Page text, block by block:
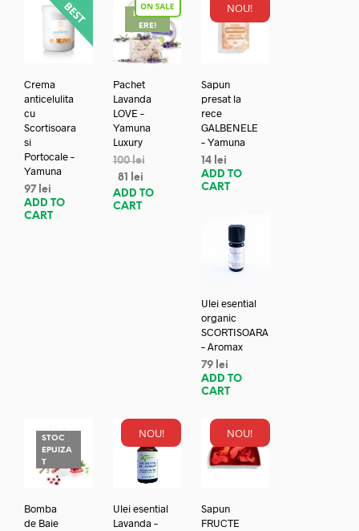
Crema
anticelulita
cu
Scortisoara
si
Portocale –
Yamuna
97 lei
ADD TO
CART
REDUC
ERE!
Pachet
Lavanda
LOVE –
Yamuna
Luxury
100lei
81
lei
ADD TO
CART
NOU!
Sapun
presat la
rece
GALBENELE
– Yamuna
14 lei
ADD TO
CART
Ulei esential
organic
SCORTISOARA
– Aromax
79 lei
ADD TO
CART
STOC
EPUIZA
T
Bomba
de Baie
NOU!
Ulei esential
Lavanda –
NOU!
Sapun
FRUCTE